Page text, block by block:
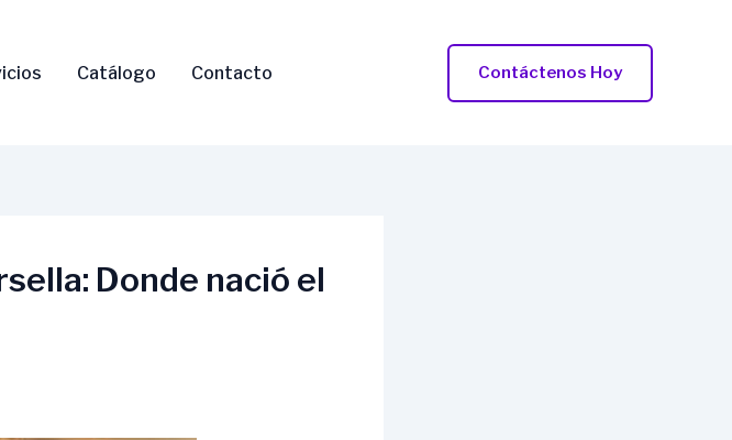
Catálogo Contacto Contáctenos Hoy
Donde nació el